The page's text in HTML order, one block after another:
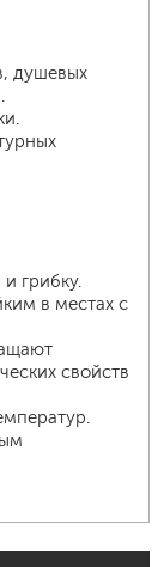
душевых
грибку.
в местах с
свойств